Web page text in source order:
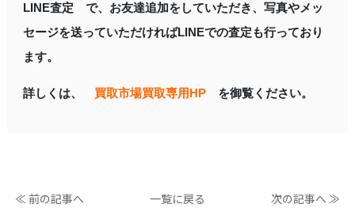
LINE査定 で、お友達追加をしていただき、写真やメッ
セージを送っていただければLINEでの査定も行っており
ます。
詳しくは、 買取市場買取専用HPを御覧ください。
≪ 前の記事へ 一覧に戻る 次の記事へ ≫